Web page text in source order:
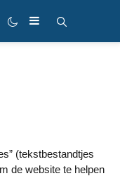
de website te helpen